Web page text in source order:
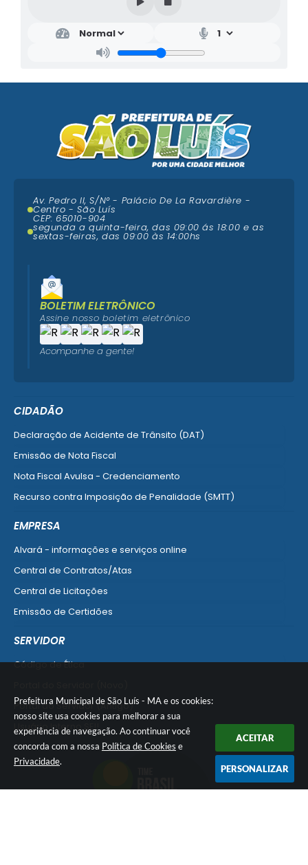
Prefeitura Municipal de São Luís - MA e os cookies:
nosso site usa cookies para melhorar a sua
experiência de navegação. Ao continuar você
concorda com a nossa Política de Cookies e
Privacidade.
ACEITAR
PERSONALIZAR
CIDADÃO
Declaração de Acidente de Trânsito (DAT)
Emissão de Nota Fiscal
Nota Fiscal Avulsa - Credenciamento
Recurso contra Imposição de Penalidade (SMTT)
EMPRESA
Alvará - informações e serviços online
Central de Contratos/Atas
Central de Licitações
Emissão de Certidões
SERVIDOR
Código de Ética
Portal do Servidor (Antigo)
Usuário Interno SEI!
SISCON
1doc Legado
Portal do Segurado
Av. Pedro II, S/N° - Palácio De La Ravardière -
Centro - São Luís
CEP: 65010-904
segunda a quinta-feira, das 09:00 ás 18:00 e as
sextas-feiras, das 09:00 às 14:00hs
BOLETIM ELETRÔNICO
Assine nosso boletim eletrônico
Acompanhe a gente!